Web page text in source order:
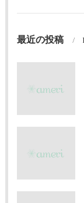
最近の投稿